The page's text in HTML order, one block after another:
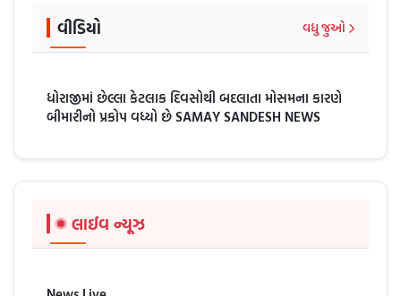
વીડિયો વધુ જુઓ
ધોરાજીમાં છેલ્લા કેટલાક દિવસોથી બદલાતા મોસમના કારણે
બીમારીનો પ્રકોપ વધ્યો છે SAMAY SANDESH NEWS
લાઈવ ન્યૂઝ